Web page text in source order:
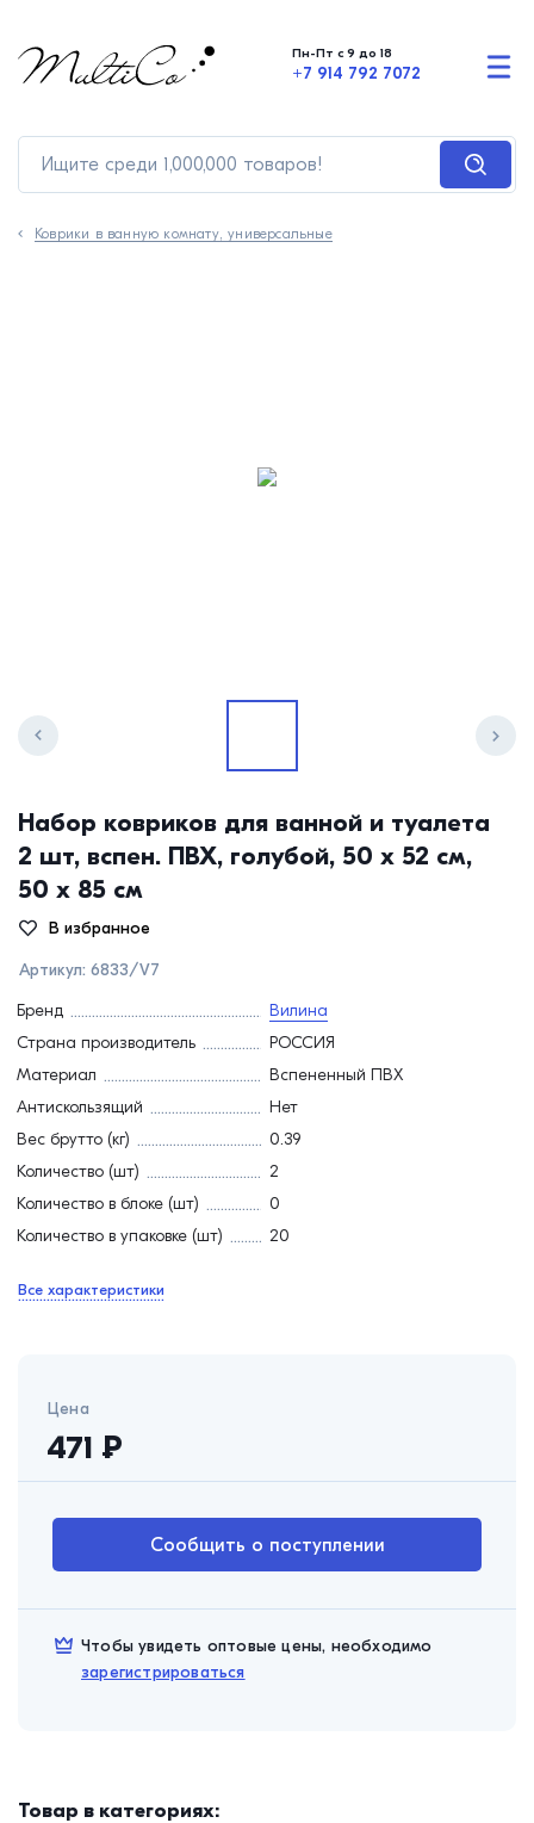
Пн-Пт с 9 до 18
+7 914 792 7072
Коврики в ванную комнату, универсальные
Набор ковриков для ванной и туалета
2 шт, вспен. ПВХ, голубой, 50 х 52 см,
50 х 85 см
В избранное
Артикул: 6833/V7
Бренд
Вилина
Страна производитель
РОССИЯ
Материал
Вспененный ПВХ
Антискользящий
Нет
Вес брутто (кг)
0.39
Количество (шт)
2
Количество в блоке (шт)
0
Количество в упаковке (шт)
20
Все характеристики
Цена
471 ₽
Сообщить о поступлении
Чтобы увидеть оптовые цены, необходимо
зарегистрироваться
Товар в категориях: